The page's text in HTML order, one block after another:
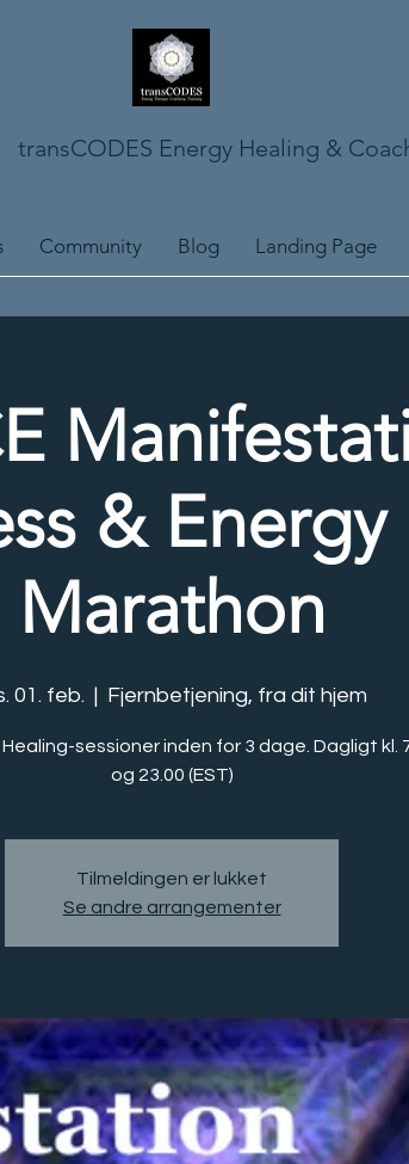
transCODES Energy Healing &
Community Blog Landing Page
&
Marathon
01. feb.
  |
Fjernbetjening, fra dit hjem
Healing-sessioner inden for 3 dage. Dagligt kl.
og 23.00 (EST)
Tilmeldingen er lukket
Se andre arrangementer